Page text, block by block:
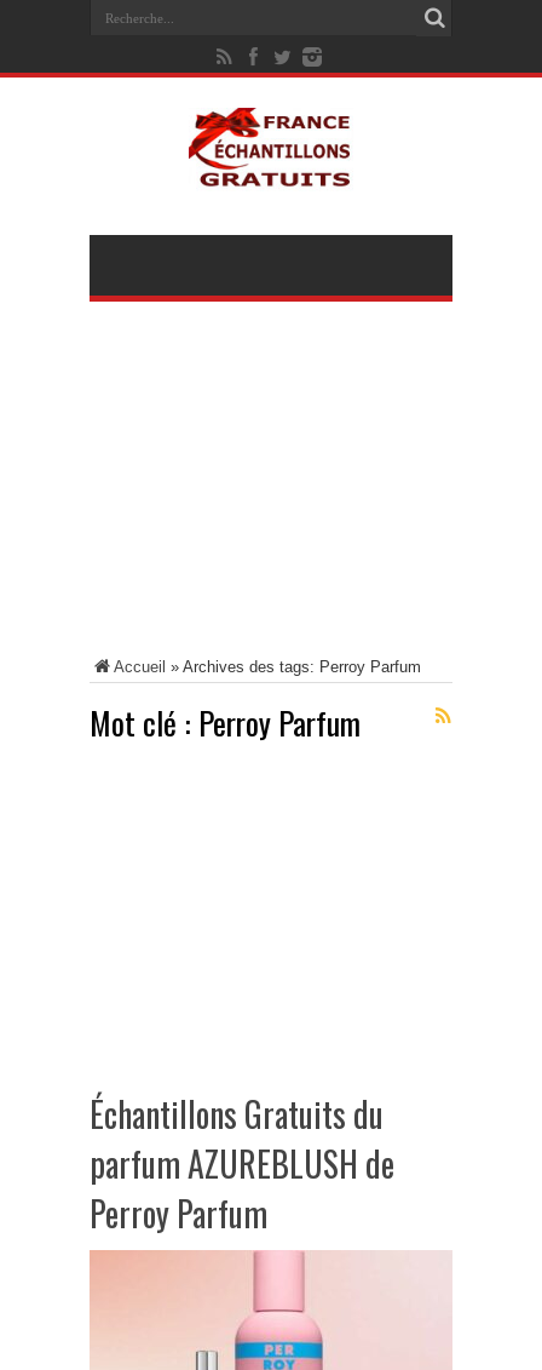
Accueil » Archives des tags: Perroy Parfum
Mot clé : Perroy Parfum
Échantillons Gratuits du
parfum AZUREBLUSH de
Perroy Parfum